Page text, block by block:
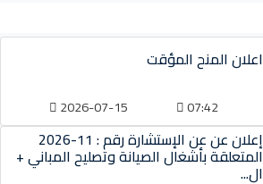
اعلان المنح المؤقت
07:42
2026-07-15
إعلان عن عن الإستشارة رقم : 11-2026
المتعلقة بأشغال الصيانة وتصليح المباني +
ال...